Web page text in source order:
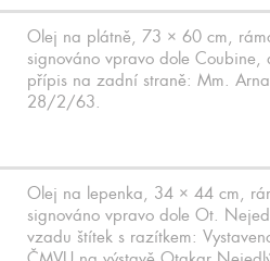
Olej na plátně, 73 × 60 cm,
signováno vpravo dole Coubine,
přípis na zadní straně: Mm.
28/2/63.
Olej na lepenka, 34 × 44 cm,
signováno vpravo dole Ot.
vzadu štítek s razítkem: